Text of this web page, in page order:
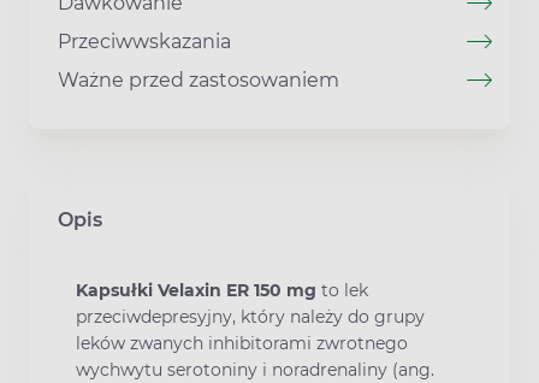
Przeciwwskazania
Ważne przed zastosowaniem
Opis
Kapsułki Velaxin ER 150 mg to lek
przeciwdepresyjny, który należy do grupy
leków zwanych inhibitorami zwrotnego
wychwytu serotoniny i noradrenaliny (ang.